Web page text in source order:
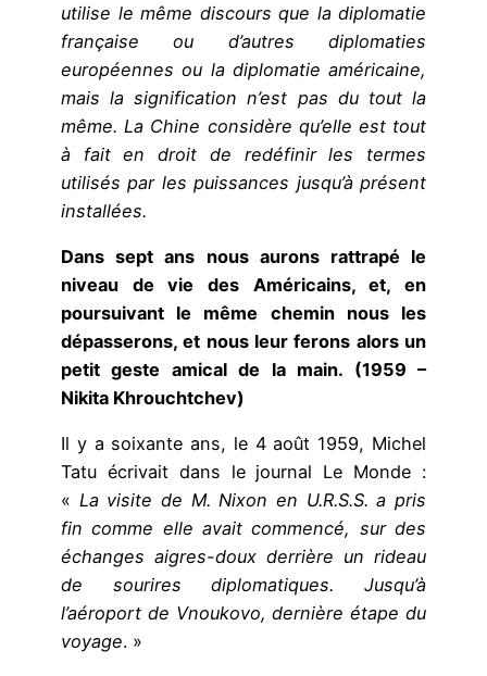
utilise le même discours que la diplomatie
française ou d’autres diplomaties
européennes ou la diplomatie américaine,
mais la signification n’est pas du tout la
même. La Chine considère qu’elle est tout
à fait en droit de redéfinir les termes
utilisés par les puissances jusqu’à présent
installées.
Dans sept ans nous aurons rattrapé le
niveau de vie des Américains, et, en
poursuivant le même chemin nous les
dépasserons, et nous leur ferons alors un
petit geste amical de la main. (1959 –
Nikita Khrouchtchev)
Il y a soixante ans, le 4 août 1959, Michel
Tatu écrivait dans le journal Le Monde :
« La visite de M. Nixon en U.R.S.S. a pris
fin comme elle avait commencé, sur des
échanges aigres-doux derrière un rideau
de sourires diplomatiques. Jusqu’à
l’aéroport de Vnoukovo, dernière étape du
voyage. »